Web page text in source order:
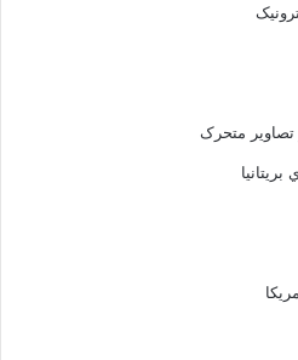
تصاوير متحرک